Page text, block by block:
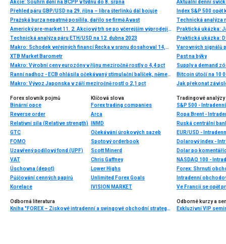
Akcie: Souhrn dění na BCPP v týdnu do 8. srpna
Přehled páru GBP/USD na 29. října – libra šterlinků dál bojuje
Pražská burza nepatrně posílila, dařilo se firmě Avast
Americký pre-market 11. 2. Akciový trh se po včerejším výprodeji zotavuje
Technická analýza páru ETH/USD na 12. dubna 2023
Makro: Schodek veřejných financí Řecka v srpnu dosahoval 14,2 miliard eur
XTB Market Barometr
Makro: Výrobní ceny eurozóny v říjnu meziročně rostly o 4,4 pct
Ranní nadhoz - ECB ohlásila očekávaný stimulační balíček, německé výnosy méně záporné
Makro: Vývoz Japonska v září meziročně rostl o 2,1 pct
Aktuální denní
Index S&P 500
Technická analýza
Praktická ukázka:
Praktická ukázka:
Varovných signálů
Past na býky
Supply a demand
Jak překonat
Forex slovník pojmů
Binární opce
Reverse order
Relativní síla (Relative strength)
GTC
FOMO
Uzavřený podílový fond (UPF)
VAT
Úschovna (depot)
Půjčování cenných papírů
Korelace
Klíčová slova
Forex trading companies
Arca
INMD
Očekávání úrokových sazeb
Spotový orderbook
Scott Minerd
Chris Gaffney
Lower Highs
Unlimited Forex Goals
IVISION MARKET
Tradingové analýzy
S&P 500 -
Ropa Brent -
EUR/USD -
Dolarový index -
Dolar po
NASDAQ 100 -
Forex: Shrnutí
Intradenní
Ve Francii se opět
Odborná literatura
Kniha "FOREX – Ziskové intradenní a swingové obchodní strategie" od Kathy Lien vychází v češtině!
Odborné kurzy a